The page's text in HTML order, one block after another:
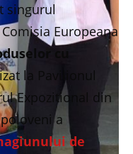
singurul
Europeana
cu
la Pavilionul
Expozitional din
a
de